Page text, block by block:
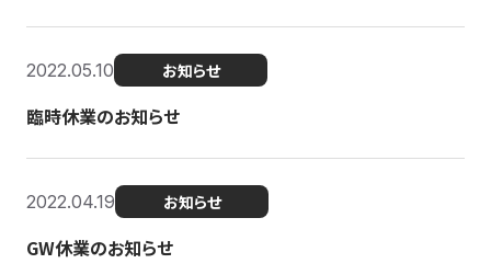
2022.05.10 お知らせ
臨時休業のお知らせ
2022.04.19 お知らせ
GW休業のお知らせ